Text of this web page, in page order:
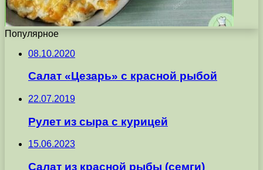
Популярное
08.10.2020
Салат «Цезарь» с красной рыбой
22.07.2019
Рулет из сыра с курицей
15.06.2023
Салат из красной рыбы (семги)